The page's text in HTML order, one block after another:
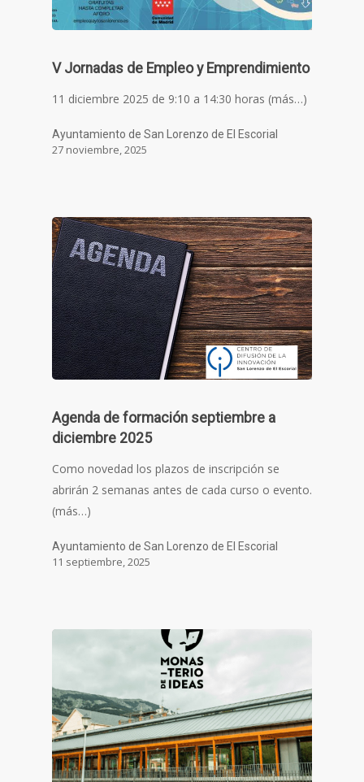
V Jornadas de Empleo y Emprendimiento
11 diciembre 2025 de 9:10 a 14:30 horas (más…)
Ayuntamiento de San Lorenzo de El Escorial
27 noviembre, 2025
Agenda de formación septiembre a
diciembre 2025
Como novedad los plazos de inscripción se
abrirán 2 semanas antes de cada curso o evento.
(más…)
Ayuntamiento de San Lorenzo de El Escorial
11 septiembre, 2025